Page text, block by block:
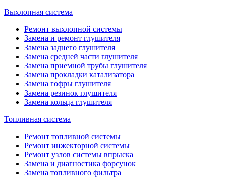
Выхлопная система
Ремонт выхлопной системы
Замена и ремонт глушителя
Замена заднего глушителя
Замена средней части глушителя
Замена приемной трубы глушителя
Замена прокладки катализатора
Замена гофры глушителя
Замена резинок глушителя
Замена кольца глушителя
Топливная система
Ремонт топливной системы
Ремонт инжекторной системы
Ремонт узлов системы впрыска
Замена и диагностика форсунок
Замена топливного фильтра